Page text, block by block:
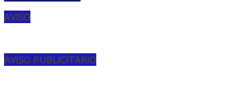
AVISO
AVISO PUBLICITARIO